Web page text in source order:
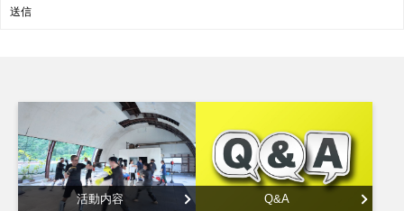
送信
活動内容 Q&A